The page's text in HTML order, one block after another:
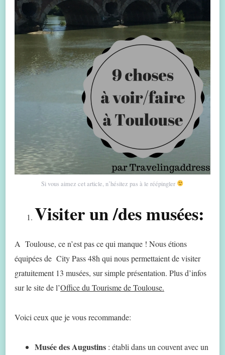
Si vous aimez cet article, n’hésitez pas à le réépingler
Visiter un /des musées:
A Toulouse, ce n’est pas ce qui manque ! Nous étions
équipées de City Pass 48h qui nous permettaient de visiter
gratuitement 13 musées, sur simple présentation. Plus d’infos
sur le site de l’Office du Tourisme de Toulouse.
Voici ceux que je vous recommande:
Musée des Augustins : établi dans un couvent avec un